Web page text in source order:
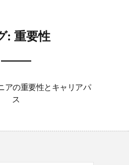
: 重要性
アの重要性とキャリアパ
ス